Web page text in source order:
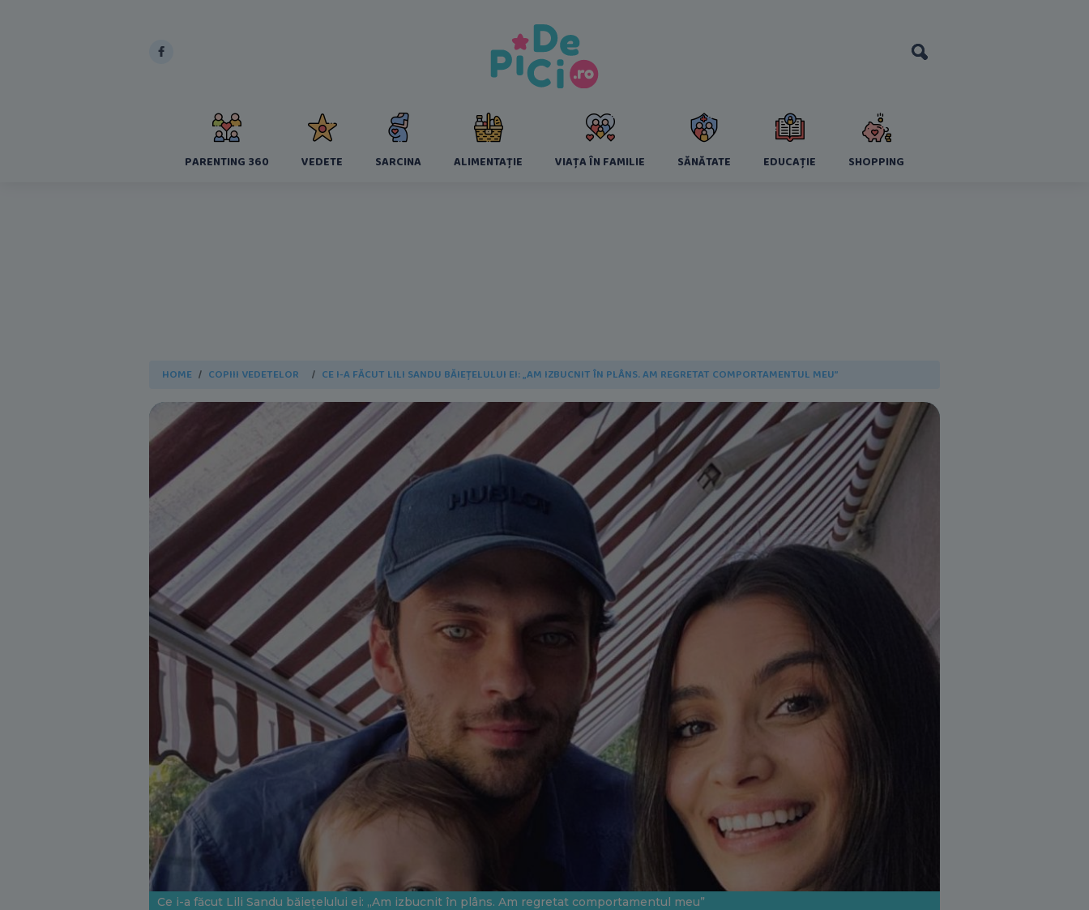
PARENTING 360 VEDETE SARCINA ALIMENTAȚIE VIAȚA ÎN FAMILIE SĂNĂTATE EDUCAȚIE SHOPPING
HOME COPIII VEDETELOR CE I-A FĂCUT LILI SANDU BĂIEȚELULUI EI: „AM IZBUCNIT ÎN PLÂNS. AM REGRETAT COMPORTAMENTUL MEU”
Ce i-a făcut Lili Sandu băiețelului ei: „Am izbucnit în plâns. Am regretat comportamentul meu”